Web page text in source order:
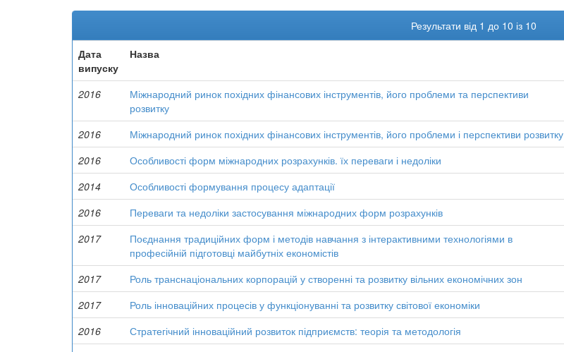
Результати від 1 до 10 із 10
Дата
випуску
Назва
2016
Міжнародний ринок похідних фінансових інструментів, його проблеми та перспективи
розвитку
2016 Міжнародний ринок похідних фінансових інструментів, його проблеми і перспективи розвитку
2016
Особливості форм міжнародних розрахунків. їх переваги і недоліки
2014
Особливості формування процесу адаптації
2016
Переваги та недоліки застосування міжнародних форм розрахунків
2017
Поєднання традиційних форм і методів навчання з інтерактивними технологіями в
професійній підготовці майбутніх економістів
2017 Роль транснаціональних корпорацій у створенні та розвитку вільних економічних зон
2017
Роль інноваційних процесів у функціонуванні та розвитку світової економіки
2016
Стратегічний інноваційний розвиток підприємств: теорія та методологія